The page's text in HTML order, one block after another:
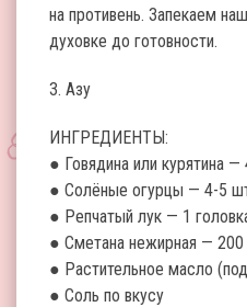
на противень. Запекаем
духовке до готовности.
3. Азу
ИНГРЕДИЕНТЫ:
● Говядина или курятина —
● Солёные огурцы — 4-5
● Репчатый лук — 1
● Сметана нежирная — 200
● Растительное масло
● Соль по вкусу